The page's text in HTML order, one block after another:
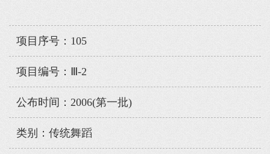
项目序号：105
项目编号：Ⅲ-2
公布时间：2006(第一批)
类别：传统舞蹈